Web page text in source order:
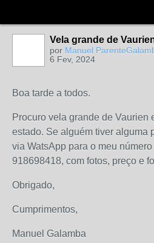
Vela grande de
por Manuel
6 Fev, 2024
Boa tarde a todos.
Procuro vela grande de Vaurien
estado. Se alguém tiver alguma
via WatsApp para o meu número
918698418, com fotos, preço e
Obrigado,
Cumprimentos,
Manuel Galamba